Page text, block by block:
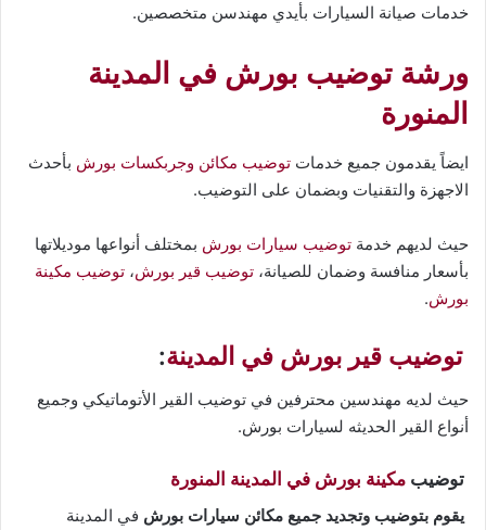
خدمات صيانة السيارات بأيدي مهندسن متخصصين.
ورشة توضيب بورش في المدينة
المنورة
ايضاً يقدمون جميع خدمات توضيب مكائن وجربكسات بورش بأحدث
الاجهزة والتقنيات وبضمان على التوضيب.
حيث لديهم خدمة توضيب سيارات بورش بمختلف أنواعها موديلاتها
بأسعار منافسة وضمان للصيانة، توضيب قير بورش، توضيب مكينة
بورش.
توضيب قير بورش في المدينة:
حيث لديه مهندسين محترفين في توضيب القير الأتوماتيكي وجميع
أنواع القير الحديثه لسيارات بورش.
توضيب مكينة بورش في المدينة المنورة
يقوم بتوضيب وتجديد جميع مكائن سيارات بورش في المدينة